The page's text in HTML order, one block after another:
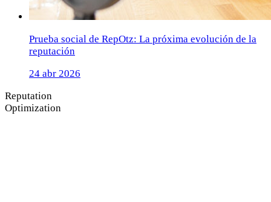
Prueba social de RepOtz: La próxima evolución de la
reputación
24 abr 2026
Reputation
Optimization